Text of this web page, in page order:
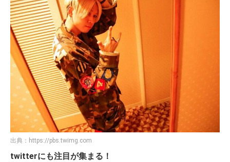
出典： https://pbs.twimg.com
twitterにも注目が集まる！